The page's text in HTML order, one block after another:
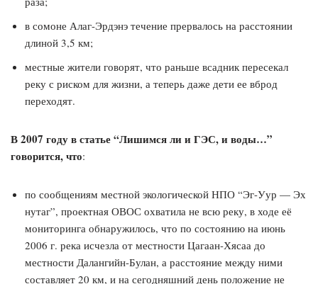
в сомоне Алаг-Эрдэнэ течение прервалось на расстоянии
длиной 3,5 км;
местные жители говорят, что раньше всадник пересекал
реку с риском для жизни, а теперь даже дети ее вброд
переходят.
В 2007 году в статье “Лишимся ли и ГЭС, и воды…”
говорится, что:
по сообщениям местной экологической НПО “Эг-Уур — Эх
нутаг”, проектная ОВОС охватила не всю реку, в ходе её
мониторинга обнаружилось, что по состоянию на июнь
2006 г. река исчезла от местности Цагаан-Хясаа до
местности Далангийн-Булан, а расстояние между ними
составляет 20 км, и на сегодняшний день положение не